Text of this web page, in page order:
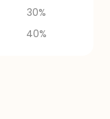
30%
40%